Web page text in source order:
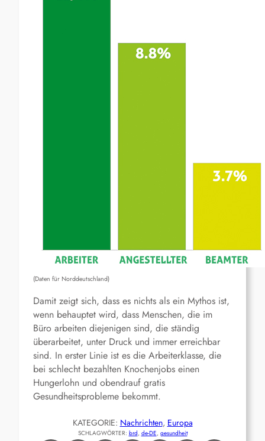
(Daten für Norddeutschland)
Damit zeigt sich, dass es nichts als ein Mythos ist,
wenn behauptet wird, dass Menschen, die im
Büro arbeiten diejenigen sind, die ständig
überarbeitet, unter Druck und immer erreichbar
sind. In erster Linie ist es die Arbeiterklasse, die
bei schlecht bezahlten Knochenjobs einen
Hungerlohn und obendrauf gratis
Gesundheitsprobleme bekommt.
KATEGORIE: Nachrichten, Europa
SCHLAGWÖRTER: brd, de-DE, gesundheit